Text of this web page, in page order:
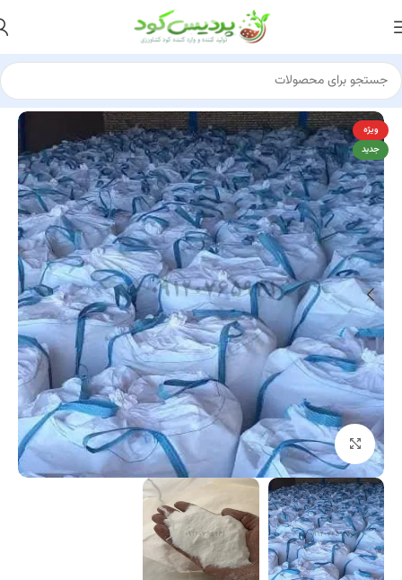
خانه کود کلرید پتاسیم کلرید پتاسیم سفید
ویژه
جدید
برای بزرگنمایی کلیک کنید
مشتری آقای کریمی نیک 15 تن از قم
10 ساعت پیش